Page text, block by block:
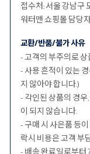
접수처: 서울 강남구
워터맨 쇼핑몰 담당
교환/반품/불가 사유
- 고객의 부주의로 상
- 사용 흔적이 있는
지 않아야 합니다.)
- 각인된 상품의 경우
이 되지 않습니다.
- 구매 시 사은품 등
락시 비용은 고객 부
- 배송 완료일로부터